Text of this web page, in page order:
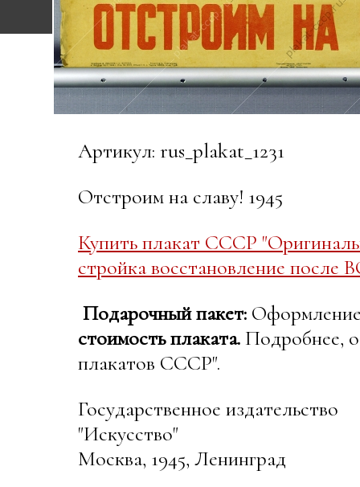
Артикул: rus_plakat_1231
Отстроим на славу! 1945
Купить плакат СССР
стройка восстановление после
Подарочный пакет: Оформление
стоимость плаката. Подробнее,
плакатов СССР".
Государственное издательство
"Искусство"
Москва, 1945, Ленинград